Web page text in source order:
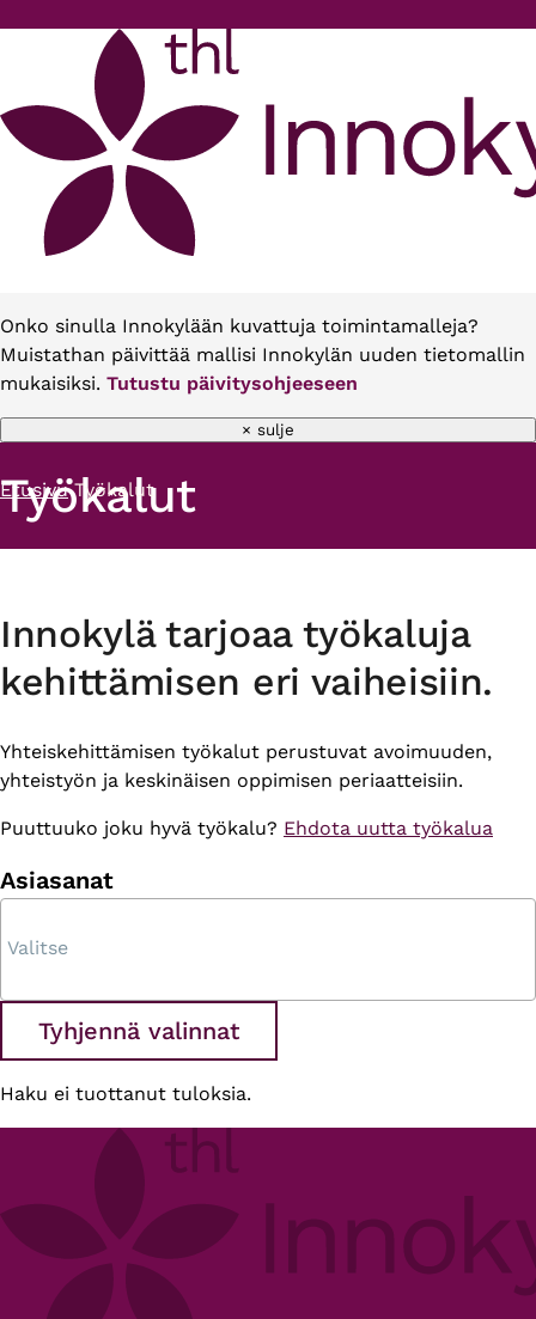
Onko sinulla Innokylään kuvattuja toimintamalleja?
Muistathan päivittää mallisi Innokylän uuden tietomallin
mukaisiksi. Tutustu päivitysohjeeseen
× sulje
Murupolku
Etusivu Työkalut
Työkalut
Innokylä tarjoaa työkaluja
kehittämisen eri vaiheisiin.
Yhteiskehittämisen työkalut perustuvat avoimuuden,
yhteistyön ja keskinäisen oppimisen periaatteisiin.
Puuttuuko joku hyvä työkalu? Ehdota uutta työkalua
Asiasanat
Haku ei tuottanut tuloksia.